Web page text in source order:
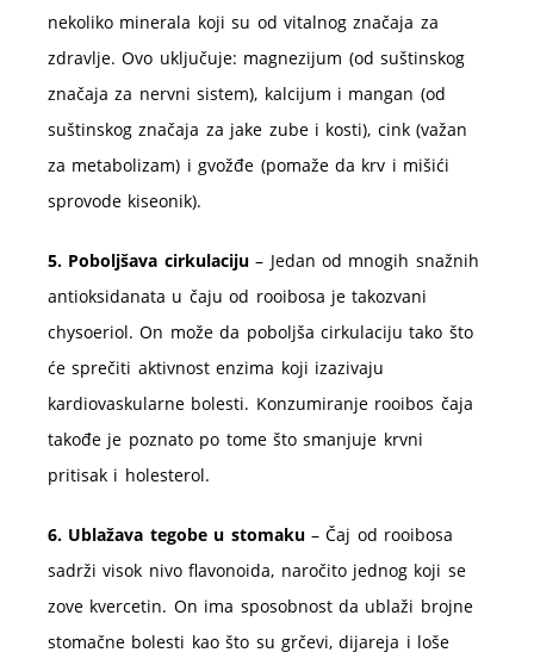
nekoliko minerala koji su od vitalnog značaja za
zdravlje. Ovo uključuje: magnezijum (od suštinskog
značaja za nervni sistem), kalcijum i mangan (od
suštinskog značaja za jake zube i kosti), cink (važan
za metabolizam) i gvožđe (pomaže da krv i mišići
sprovode kiseonik).
5. Poboljšava cirkulaciju– Jedan od mnogih snažnih
antioksidanata u čaju od rooibosa je takozvani
chysoeriol. On može da poboljša cirkulaciju tako što
će sprečiti aktivnost enzima koji izazivaju
kardiovaskularne bolesti. Konzumiranje rooibos čaja
takođe je poznato po tome što smanjuje krvni
pritisak i holesterol.
6. Ublažava tegobe u stomaku– Čaj od rooibosa
sadrži visok nivo flavonoida, naročito jednog koji se
zove kvercetin. On ima sposobnost da ublaži brojne
stomačne bolesti kao što su grčevi, dijareja i loše